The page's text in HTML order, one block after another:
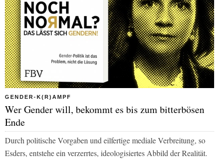
GENDER-K(R)AMPF
Wer Gender will, bekommt es bis zum bitterbösen
Ende
Durch politische Vorgaben und eilfertige mediale Verbreitung, so
Esders, entstehe ein verzerrtes, ideologisiertes Abbild der Realität.